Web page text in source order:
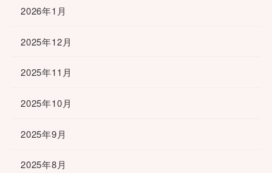
2026年1月
2025年12月
2025年11月
2025年10月
2025年9月
2025年8月